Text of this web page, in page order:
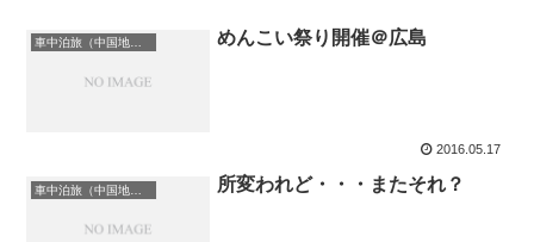
車中泊旅（中国地方） めんこい祭り開催＠広島
2016.05.17
車中泊旅（中国地方） 所変われど・・・またそれ？